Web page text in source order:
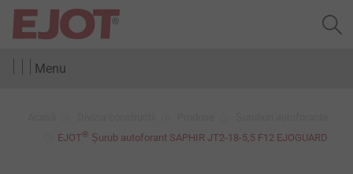
Menu
EJOT® Șurub autoforant SAPHIR JT2-18-5,5 F12 EJOGUARD